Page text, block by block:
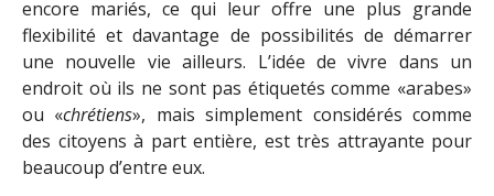
encore mariés, ce qui leur offre une plus grande
flexibilité et davantage de possibilités de démarrer
une nouvelle vie ailleurs. L’idée de vivre dans un
endroit où ils ne sont pas étiquetés comme «arabes»
ou «chrétiens», mais simplement considérés comme
des citoyens à part entière, est très attrayante pour
beaucoup d’entre eux.